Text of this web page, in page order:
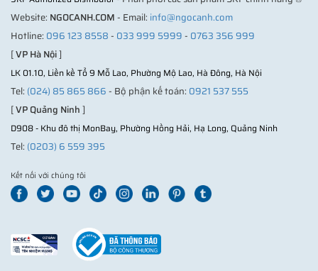
Website: NGOCANH.COM- Email: info@ngocanh.com
Hotline: 096 123 8558- 033 999 5999- 0763 356 999
[VP Hà Nội]
LK 01.10, Liền kề Tổ 9 Mỗ Lao, Phường Mộ Lao, Hà Đông, Hà Nội
Tel: (024) 85 865 866- Bộ phận kế toán: 0921 537 555
[VP Quảng Ninh]
D908 - Khu đô thị MonBay, Phường Hồng Hải, Hạ Long, Quảng Ninh
Tel: (0203) 6 559 395
Kết nối với chúng tôi